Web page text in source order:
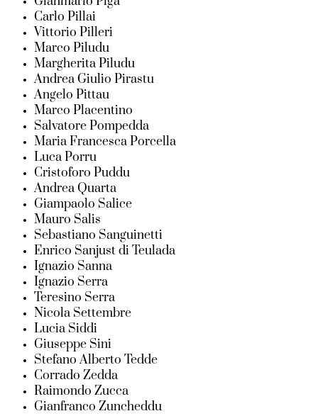
Carlo Pillai
Vittorio Pilleri
Marco Piludu
Margherita Piludu
Andrea Giulio Pirastu
Angelo Pittau
Marco Placentino
Salvatore Pompedda
Maria Francesca Porcella
Luca Porru
Cristoforo Puddu
Andrea Quarta
Giampaolo Salice
Mauro Salis
Sebastiano Sanguinetti
Enrico Sanjust di Teulada
Ignazio Sanna
Ignazio Serra
Teresino Serra
Nicola Settembre
Lucia Siddi
Giuseppe Sini
Stefano Alberto Tedde
Corrado Zedda
Raimondo Zucca
Gianfranco Zuncheddu